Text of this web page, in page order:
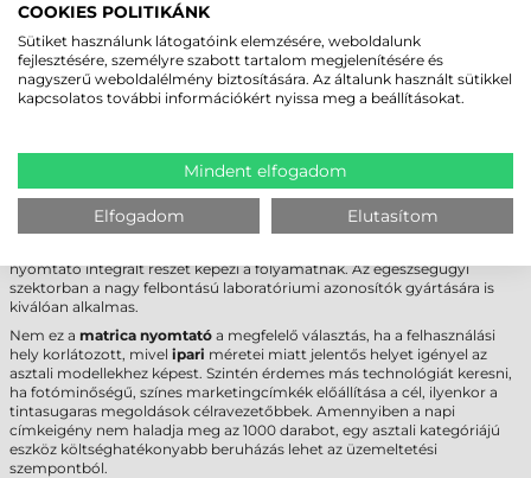
Cséveméret
Interfész
USB,RS232 ,Ethernet
Garancia
12 hónap (fejre 6 hónap)
FELHASZNÁLÁSI TERÜLETEK ÉS „MIKOR
Intermec PX4i címkenyomtatóleginkább a gyártás, a logisztika és a
raktárüzemeltetés területén nyújt kiemelkedő teljesítményt. A
robusztus felépítés alkalmassá teszi nehézipari környezetben való
használatra, ahol az elektrosztatikus kisülések vagy a por jelenléte
nyomtató integrált részét képezi a folyamatnak. Az egészségügyi
szektorban a nagy felbontású laboratóriumi azonosítók gyártására is
kiválóan alkalmas.
Nem ez a matrica nyomtató a megfelelő választás, ha a felhasználási
hely korlátozott, mivel ipari méretei miatt jelentős helyet igényel az
asztali modellekhez képest. Szintén érdemes más technológiát keresni,
ha fotóminőségű, színes marketingcímkék előállítása a cél, ilyenkor a
tintasugaras megoldások célravezetőbbek. Amennyiben a napi
címkeigény nem haladja meg az 1000 darabot, egy asztali kategóriájú
eszköz költséghatékonyabb beruházás lehet az üzemeltetési
szempontból.
COOKIES POLITIKÁNK
Sütiket használunk látogatóink elemzésére, weboldalunk
fejlesztésére, személyre szabott tartalom megjelenítésére és
nagyszerű weboldalélmény biztosítására. Az általunk használt sütikkel
kapcsolatos további információkért nyissa meg a beállításokat.
Mindent elfogadom
Elfogadom Elutasítom